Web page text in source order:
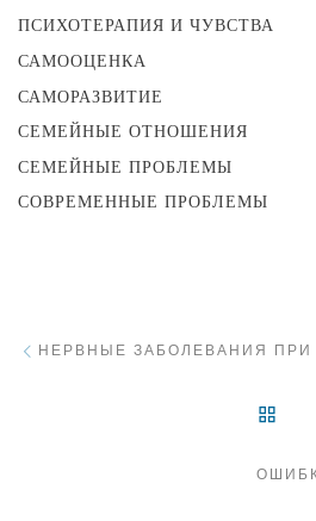
ПСИХОТЕРАПИЯ И ЧУВСТВА
САМООЦЕНКА
САМОРАЗВИТИЕ
СЕМЕЙНЫЕ ОТНОШЕНИЯ
СЕМЕЙНЫЕ ПРОБЛЕМЫ
СОВРЕМЕННЫЕ ПРОБЛЕМЫ
НЕРВНЫЕ ЗАБОЛЕВАНИЯ